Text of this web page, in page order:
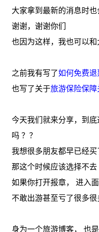
大家拿到最新的消息时
谢谢，谢谢你们
也因为这样，我也可以
之前我有写了如何免费
也写了关于旅游保险保
今天我们就来分享，到
吗 ？？
我想很多朋友都早已经
那这个时候应该选择不
如果你打开报章， 进入
不敢出游甚至亏了很多很
身为一个旅游博客， 也